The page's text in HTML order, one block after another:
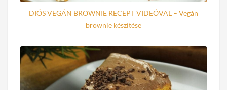
DIÓS VEGÁN BROWNIE RECEPT VIDEÓVAL – Vegán
brownie készítése